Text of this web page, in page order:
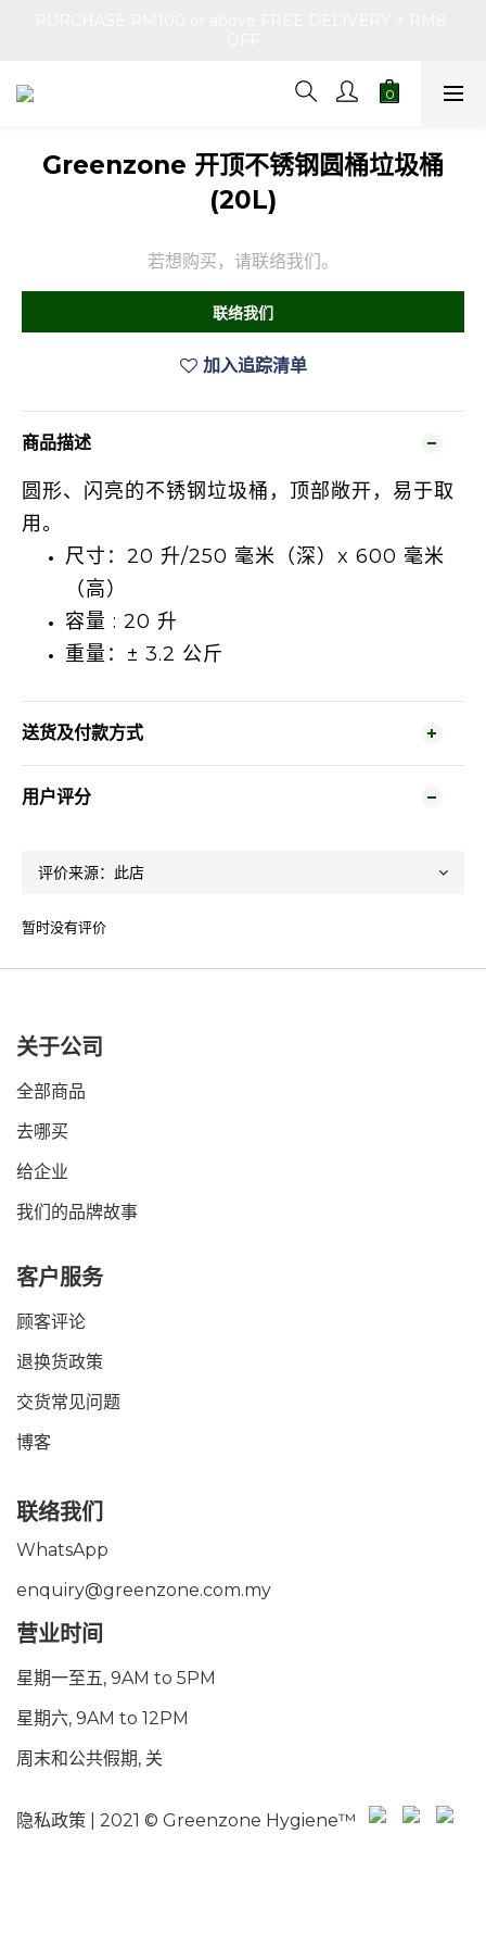
Greenzone 开顶不锈钢圆桶垃圾桶
(20L)
若想购买，请联络我们。
联络我们
加入追踪清单
商品描述
圆形、闪亮的不锈钢垃圾桶，顶部敞开，易于取
用。
尺寸：20 升/250 毫米（深）x 600 毫米
（高）
容量 : 20 升
重量：± 3.2 公斤
送货及付款方式
用户评分
暂时没有评价
关于公司
全部商品
去哪买
给企业
我们的品牌故事
客户服务
顾客评论
退换货政策
交货常见问题
博客
联络我们
WhatsApp
enquiry@greenzone.com.my
营业时间
星期一至五, 9AM to 5PM
星期六, 9AM to 12PM
周末和公共假期, 关
隐私政策 | 2021 © Greenzone Hygiene™